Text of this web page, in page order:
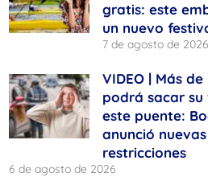
gratis: este
un nuevo
7 de agosto de 2026
VIDEO | Más
podrá sacar su
este puente:
anunció nuevas
restricciones
6 de agosto de 2026